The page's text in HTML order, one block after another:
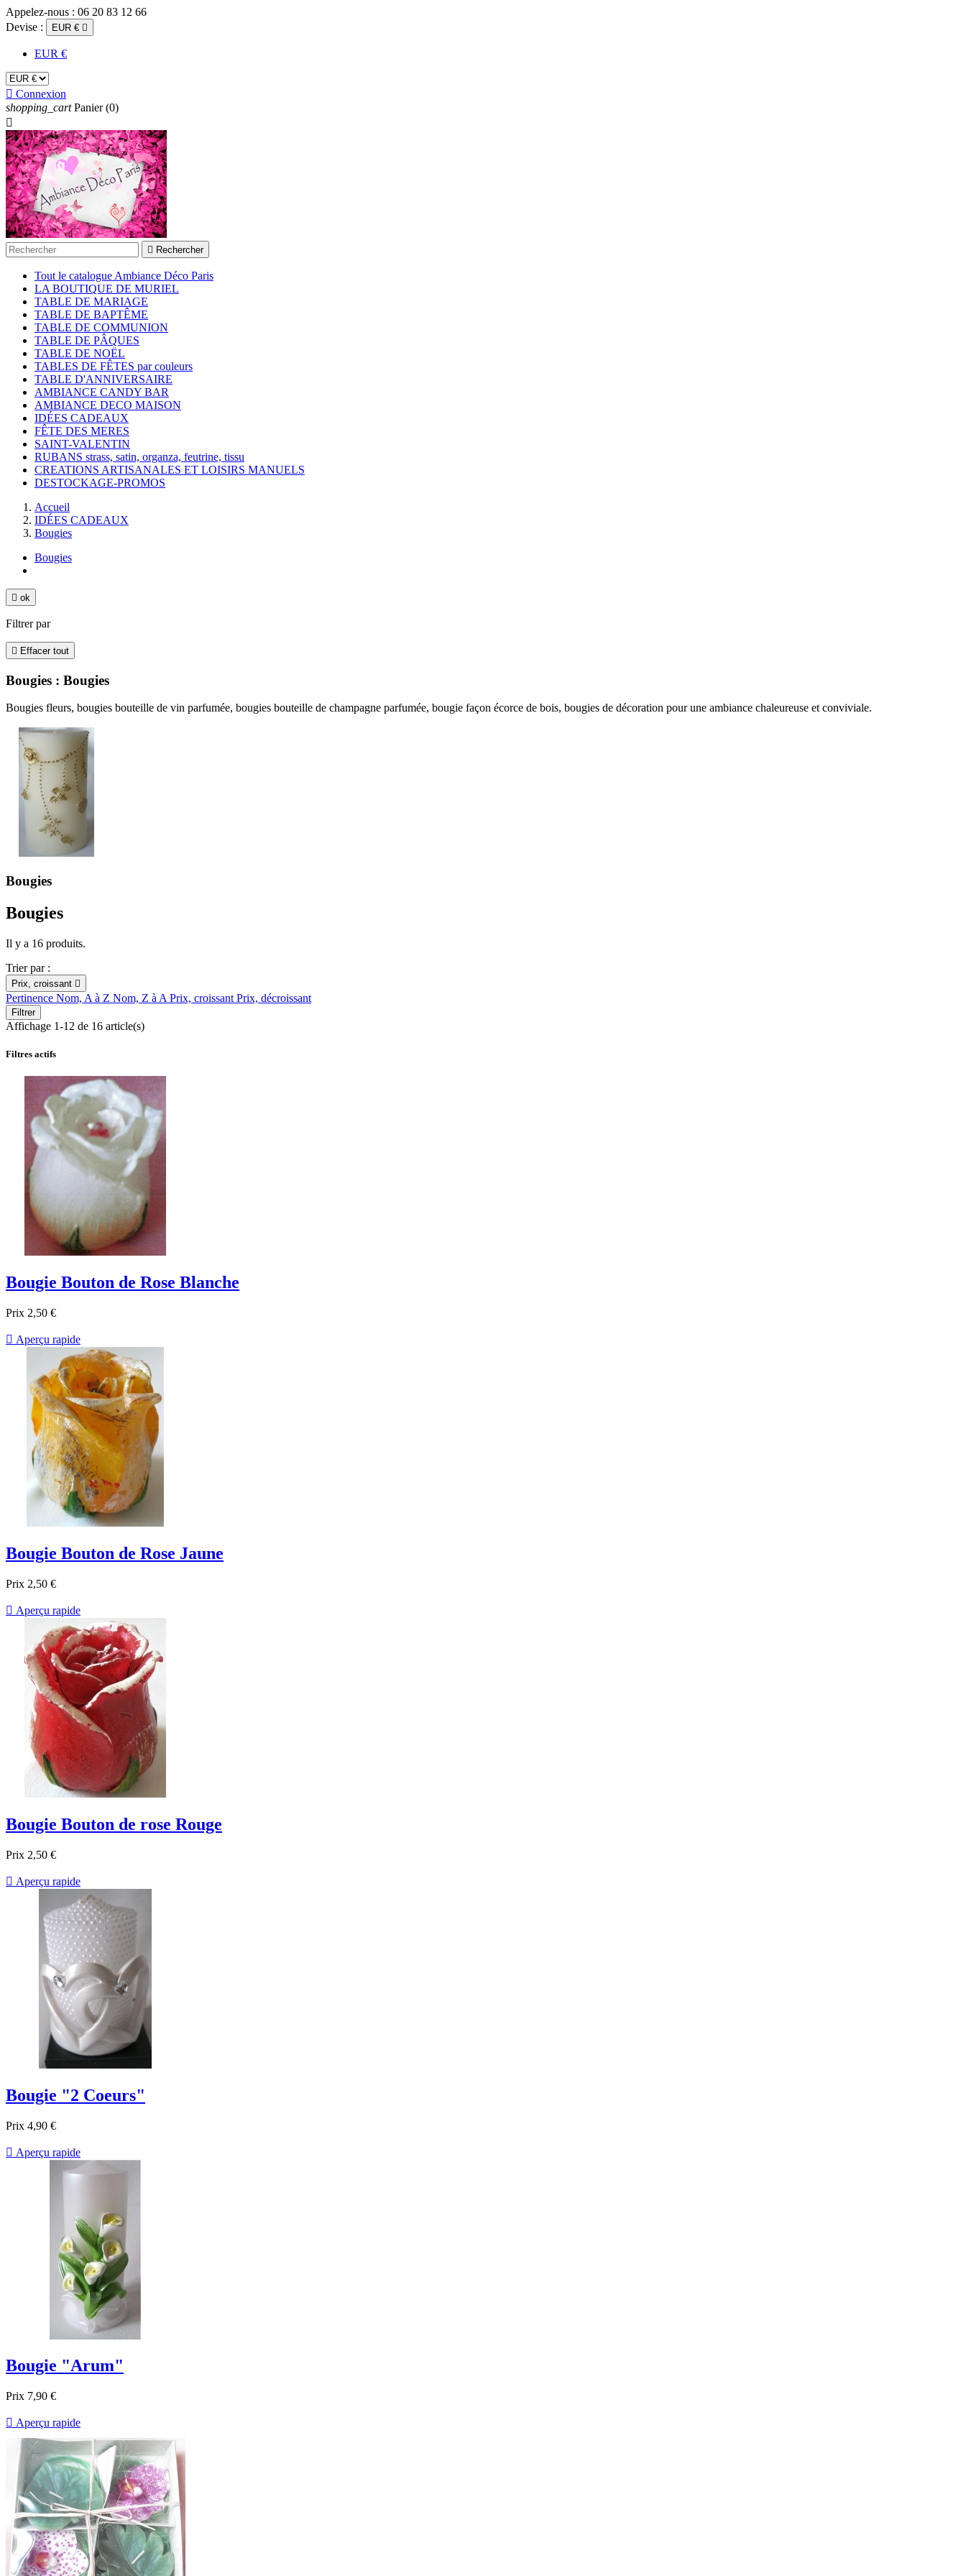
Appelez-nous : 06 20 83 12 66
Devise :
EUR € 
EUR €
 Connexion
shopping_cart Panier (0)

 Rechercher
Tout le catalogue Ambiance Déco Paris
LA BOUTIQUE DE MURIEL
TABLE DE MARIAGE
TABLE DE BAPTÊME
TABLE DE COMMUNION
TABLE DE PÂQUES
TABLE DE NOËL
TABLES DE FÊTES par couleurs
TABLE D'ANNIVERSAIRE
AMBIANCE CANDY BAR
AMBIANCE DECO MAISON
IDÉES CADEAUX
FÊTE DES MERES
SAINT-VALENTIN
RUBANS strass, satin, organza, feutrine, tissu
CREATIONS ARTISANALES ET LOISIRS MANUELS
DESTOCKAGE-PROMOS
Accueil
IDÉES CADEAUX
Bougies
Bougies
 ok
Filtrer par
 Effacer tout
Bougies : Bougies
Bougies fleurs, bougies bouteille de vin parfumée, bougies bouteille de champagne parfumée, bougie façon écorce de bois, bougies de décoration pour une ambiance chaleureuse et conviviale.
Bougies
Bougies
Il y a 16 produits.
Trier par :
Prix, croissant 
Pertinence Nom, A à Z Nom, Z à A Prix, croissant Prix, décroissant
Filtrer
Affichage 1-12 de 16 article(s)
Filtres actifs
Bougie Bouton de Rose Blanche
Prix 2,50 €
 Aperçu rapide
Bougie Bouton de Rose Jaune
Prix 2,50 €
 Aperçu rapide
Bougie Bouton de rose Rouge
Prix 2,50 €
 Aperçu rapide
Bougie "2 Coeurs"
Prix 4,90 €
 Aperçu rapide
Bougie "Arum"
Prix 7,90 €
 Aperçu rapide